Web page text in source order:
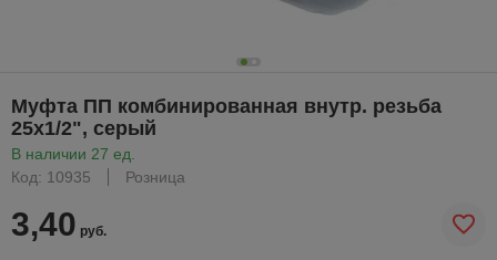
Муфта ПП комбинированная внутр. резьба
25х1/2", серый
В наличии 27 ед.
Код: 10935
Розница
3,40 руб.